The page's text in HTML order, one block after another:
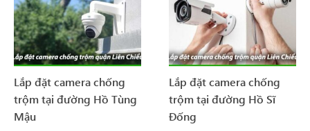
Lắp đặt camera chống
trộm tại đường Hồ Tùng
Mậu
Lắp đặt camera chống
trộm tại đường Hồ Sĩ
Đống